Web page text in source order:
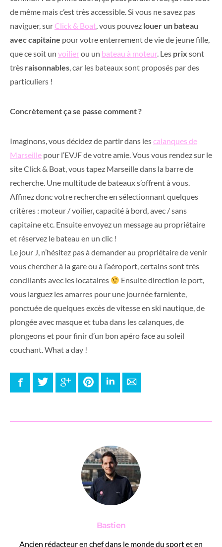
de même mais c’est très accessible. Si vous ne savez pas
naviguer, surClick & Boat, vous pouvez louer un bateau
avec capitaine pour votre enterrement de vie de jeune fille,
que ce soit un voilierou un bateau à moteur. Les prix sont
très raisonnables, car les bateaux sont proposés par des
particuliers !
Concrètement ça se passe comment ?
Imaginons, vous décidez de partir dans lescalanques de
Marseille pour l’EVJF de votre amie. Vous vous rendez sur le
site Click & Boat, vous tapez Marseille dans la barre de
recherche. Une multitude de bateaux s’offrent à vous.
Affinez donc votre recherche en sélectionnant quelques
critères : moteur / voilier, capacité à bord, avec / sans
capitaine etc. Ensuite envoyez un message au propriétaire
et réservez le bateau en un clic !
Le jour J, n’hésitez pas à demander au propriétaire de venir
vous chercher à la gare ou à l’aéroport, certains sont très
conciliants avec les locataires
Ensuite direction le port,
vous larguez les amarres pour une journée farniente,
ponctuée de quelques excès de vitesse en ski nautique, de
plongée avec masque et tuba dans les calanques, de
plongeons et pour finir d’un bon apéro face au soleil
couchant. What a day !
FacebookTwitter Google+ PinterestLinkedInE-mail
Bastien
Ancien rédacteur en chef dans le monde du sport et en